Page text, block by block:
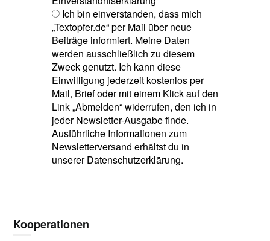
Ich bin einverstanden, dass mich
„Textopfer.de“ per Mail über neue
Beiträge informiert. Meine Daten
werden ausschließlich zu diesem
Zweck genutzt. Ich kann diese
Einwilligung jederzeit kostenlos per
Mail, Brief oder mit einem Klick auf den
Link „Abmelden“ widerrufen, den ich in
jeder Newsletter-Ausgabe finde.
Ausführliche Informationen zum
Newsletterversand erhältst du in
unserer Datenschutzerklärung.
Kooperationen